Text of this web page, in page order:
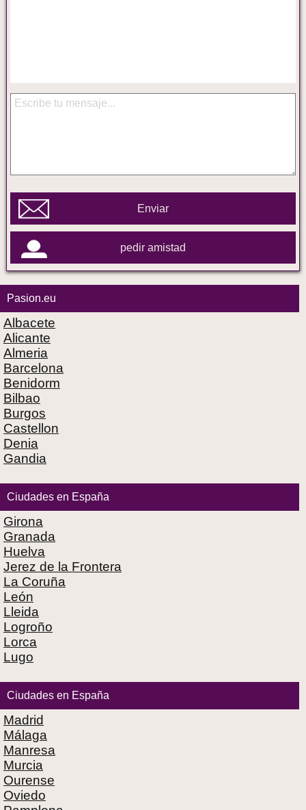
Enviar
pedir amistad
Pasion.eu
Albacete
Alicante
Almeria
Barcelona
Benidorm
Bilbao
Burgos
Castellon
Denia
Gandia
Ciudades en España
Girona
Granada
Huelva
Jerez de la Frontera
La Coruña
León
Lleida
Logroño
Lorca
Lugo
Ciudades en España
Madrid
Málaga
Manresa
Murcia
Ourense
Oviedo